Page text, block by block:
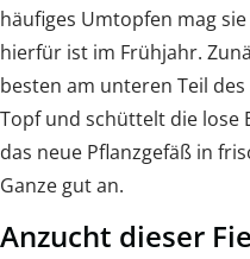
häufiges Umtopfen mag
hierfür ist im Frühjahr.
besten am unteren Teil
Topf und schüttelt die lose
das neue Pflanzgefäß in
Ganze gut an.
Anzucht dieser